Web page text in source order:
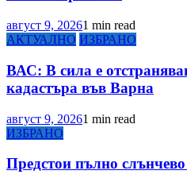
август 9, 20261 min read
АКТУАЛНО ИЗБРАНО
ВАС: В сила е
кадастъра във Варна
август 9, 20261 min read
ИЗБРАНО
Предстои пълно